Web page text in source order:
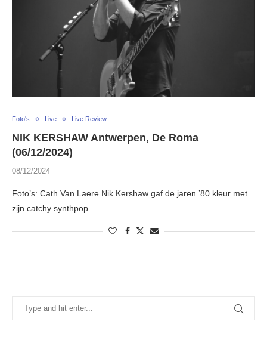
Foto's Live Live Review
NIK KERSHAW Antwerpen, De Roma
(06/12/2024)
08/12/2024
Foto’s: Cath Van Laere Nik Kershaw gaf de jaren ’80 kleur met
zijn catchy synthpop …